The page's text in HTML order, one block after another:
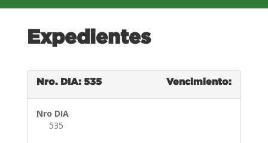
Expedientes
Nro. DIA: 535 Vencimiento:
Nro DIA
535